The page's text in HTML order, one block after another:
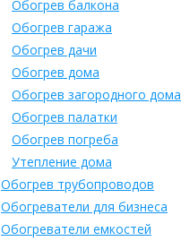
Обогрев балкона
Обогрев гаража
Обогрев дачи
Обогрев дома
Обогрев загородного дома
Обогрев палатки
Обогрев погреба
Утепление дома
Обогрев трубопроводов
Обогреватели для бизнеса
Обогреватели емкостей